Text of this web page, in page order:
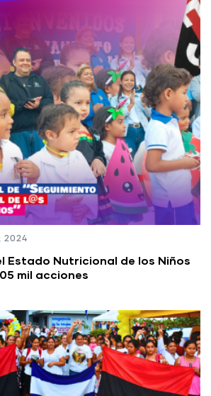
2024
Estado Nutricional de los Niños
mil acciones